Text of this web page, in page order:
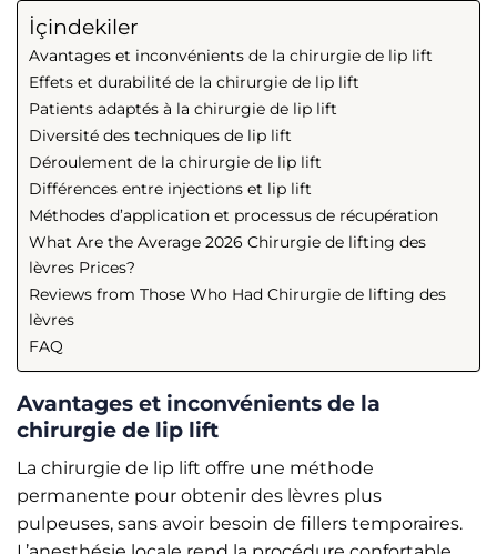
İçindekiler
Avantages et inconvénients de la chirurgie de lip lift
Effets et durabilité de la chirurgie de lip lift
Patients adaptés à la chirurgie de lip lift
Diversité des techniques de lip lift
Déroulement de la chirurgie de lip lift
Différences entre injections et lip lift
Méthodes d’application et processus de récupération
What Are the Average 2026 Chirurgie de lifting des
lèvres Prices?
Reviews from Those Who Had Chirurgie de lifting des
lèvres
FAQ
Avantages et inconvénients de la
chirurgie de lip lift
La chirurgie de lip lift offre une méthode
permanente pour obtenir des lèvres plus
pulpeuses, sans avoir besoin de fillers temporaires.